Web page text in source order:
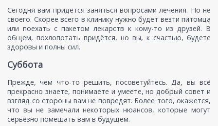
Сегодня вам придётся заняться вопросами лечения. Но не
своего. Скорее всего в клинику нужно будет везти питомца
или поехать с пакетом лекарств к кому-то из друзей. В
общем, похлопотать придётся, но вы, к счастью, будете
здоровы и полны сил.
Суббота
Прежде, чем что-то решить, посоветуйтесь. Да, вы всё
прекрасно знаете, понимаете и умеете, но добрый совет и
взгляд со стороны вам не повредят. Более того, окажется,
что вы не замечали некоторых нюансов, которые могут
серьёзно помешать вам в будущем.